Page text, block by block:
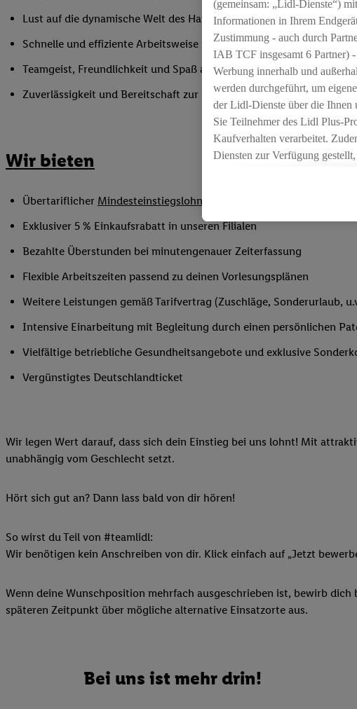
Lust auf die dynamische Welt des Handels
Schnelle und effiziente Arbeitsweise
Teamgeist, Freundlichkeit und Spaß am Umgang mit Menschen
Zuverlässigkeit und Bereitschaft zur Unterstützung in flexiblen
Wir bieten
Übertariflicher Mindesteinstiegslohn
Exklusiver 5 % Einkaufsrabatt in unseren Filialen
Bezahlte Überstunden bei minutengenauer Zeiterfassung
Flexible Arbeitszeiten passend zu deinen Vorlesungsplänen
Weitere Leistungen gemäß Tarifvertrag (Zuschläge, Sonderurlaub,
Intensive Einarbeitung mit Begleitung durch einen persönlichen
Vielfältige betriebliche Gesundheitsangebote und exklusive
Vergünstigtes Deutschlandticket
Wir legen Wert darauf, dass sich dein Einstieg bei uns lohnt! Mit
unabhängig vom Geschlecht setzt.
Hört sich gut an? Dann lass bald von dir hören!
So wirst du Teil von #teamlidl:
Wir benötigen kein Anschreiben von dir. Klick einfach auf „Jetzt
Wenn deine Wunschposition mehrfach ausgeschrieben ist, bewirb
späteren Zeitpunkt über mögliche alternative Einsatzorte aus.
Bei uns ist mehr drin!
(gemeinsam: „Lidl-Dienste“)
Informationen in Ihrem
Zustimmung - auch durch
IAB TCF insgesamt 6 Partner)
Werbung innerhalb und
werden durchgeführt, um
der Lidl-Dienste über die Ihnen
Sie Teilnehmer des Lidl Plus-
Kaufverhalten verarbeitet.
Diensten zur Verfügung
Die Erstellung personalisierter
angereicherten Profilen. Dies
Ihr Kaufverhalten in den Lidl-
Speichern von und/ oder dem
(sogenannten Segmenten). Im
zur technischen Sicherung und
Sofern Sie hier Ihre
in gemeinsamer
Zudem erlauben Sie uns, der
Adresse und einer
können Ihre Einwilligung
(„consenthub“)oder über
Marketing“ am unteren Ende
sämtlicher genannten Partner